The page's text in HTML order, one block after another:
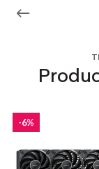
-6%